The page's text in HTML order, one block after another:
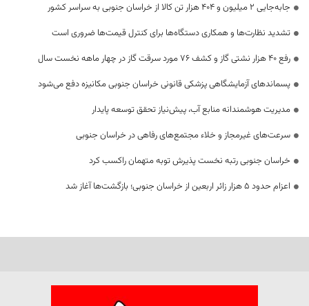
جابه‌جایی 2 میلیون و 404 هزار تن کالا از خراسان جنوبی به سراسر کشور
تشدید نظارت‌ها و همکاری دستگاه‌ها برای کنترل قیمت‌ها ضروری است
رفع 40 هزار نشتی گاز و کشف 76 مورد سرقت گاز در چهار ماهه نخست سال
پسماندهای آزمایشگاهی پزشکی قانونی خراسان جنوبی مکانیزه دفع می‌شود
مدیریت هوشمندانه منابع آب، پیش‌نیاز تحقق توسعه پایدار
سرعت‌های غیرمجاز و خلاء مجتمع‌های رفاهی در خراسان جنوبی
خراسان جنوبی رتبه نخست پذیرش توبه متهمان راکسب کرد
اعزام حدود 5 هزار زائر اربعین از خراسان جنوبی؛ بازگشت‌ها آغاز شد